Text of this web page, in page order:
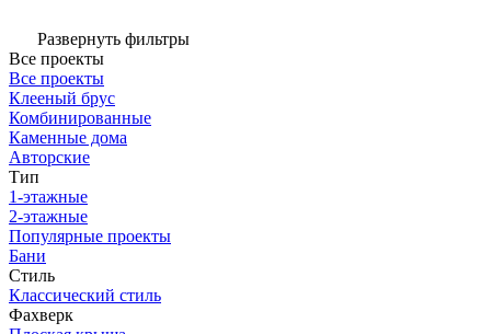
Развернуть фильтры
Все проекты
Все проекты
Клееный брус
Комбинированные
Каменные дома
Авторские
Тип
1-этажные
2-этажные
Популярные проекты
Бани
Стиль
Классический стиль
Фахверк